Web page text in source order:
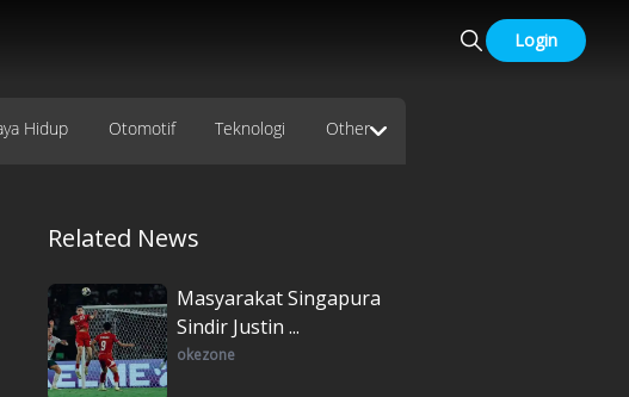
Login
Hidup Otomotif Teknologi Other
Related News
Masyarakat Singapura
Sindir Justin ...
okezone